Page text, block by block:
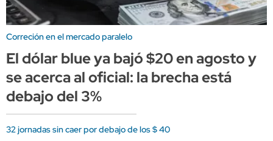
Correción en el mercado paralelo
El dólar blue ya bajó $20 en agosto y
se acerca al oficial: la brecha está
debajo del 3%
32 jornadas sin caer por debajo de los $ 40